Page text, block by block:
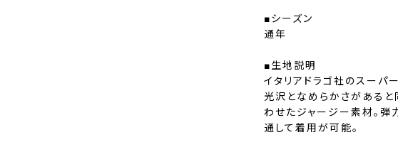
■シーズン
通年
■生地説明
イタリアドラゴ社のスーパ
光沢となめらかさがあると
わせたジャージー素材。弾
通して着用が可能。